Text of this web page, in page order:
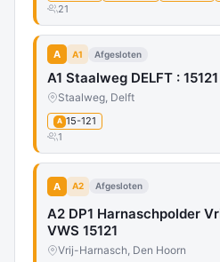
21
A A1 Afgesloten
A1 Staalweg DELFT : 15121
Staalweg, Delft
A 15-121
1
A A2 Afgesloten
A2 DP1 Harnaschpolder
VWS 15121
Vrij-Harnasch, Den Hoorn